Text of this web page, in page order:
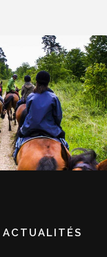
ACTUALITÉS